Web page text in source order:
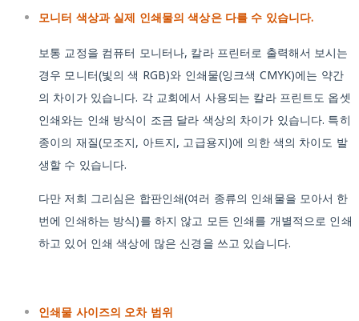
모니터 색상과 실제 인쇄물의 색상은 다를 수 있습니다.
보통 교정을 컴퓨터 모니터나, 칼라 프린터로 출력해서 보시는
경우 모니터(빛의 색 RGB)와 인쇄물(잉크색 CMYK)에는 약간
의 차이가 있습니다. 각 교회에서 사용되는 칼라 프린트도 옵셋
인쇄와는 인쇄 방식이 조금 달라 색상의 차이가 있습니다. 특히
종이의 재질(모조지, 아트지, 고급용지)에 의한 색의 차이도 발
생할 수 있습니다.
다만 저희 그리심은 합판인쇄(여러 종류의 인쇄물을 모아서 한
번에 인쇄하는 방식)를 하지 않고 모든 인쇄를 개별적으로 인쇄
하고 있어 인쇄 색상에 많은 신경을 쓰고 있습니다.
인쇄물 사이즈의 오차 범위